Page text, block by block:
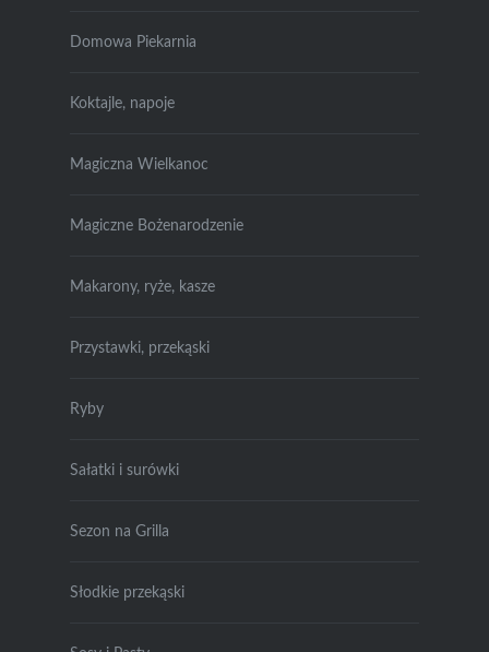
Domowa Piekarnia
Koktajle, napoje
Magiczna Wielkanoc
Magiczne Bożenarodzenie
Makarony, ryże, kasze
Przystawki, przekąski
Ryby
Sałatki i surówki
Sezon na Grilla
Słodkie przekąski